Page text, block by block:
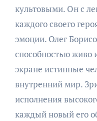
культовыми. Он с
каждого своего
эмоции. Олег
способностью живо
экране истинные
внутренний мир.
исполнения
каждый новый его